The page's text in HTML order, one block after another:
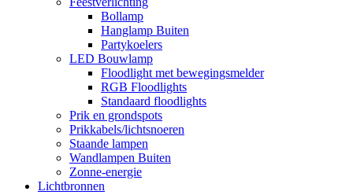
Bollamp
Hanglamp Buiten
Partykoelers
LED Bouwlamp
Floodlight met bewegingsmelder
RGB Floodlights
Standaard floodlights
Prik en grondspots
Prikkabels/lichtsnoeren
Staande lampen
Wandlampen Buiten
Zonne-energie
Lichtbronnen